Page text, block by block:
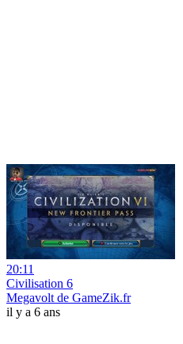
20:11
Civilisation 6
Megavolt de GameZik.fr
il y a 6 ans